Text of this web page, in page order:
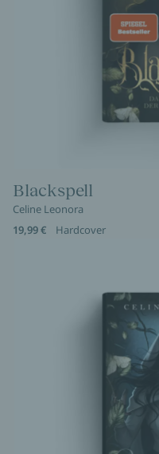
Blackspell
Celine Leonora
19,99 €
Hardcover